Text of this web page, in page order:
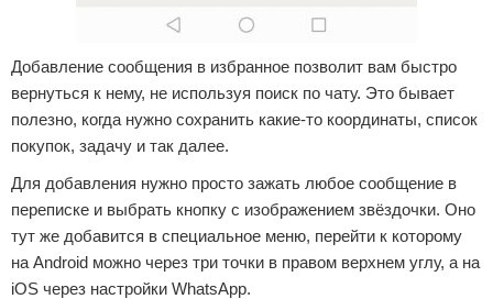
Добавление сообщения в избранное позволит вам быстро
вернуться к нему, не используя поиск по чату. Это бывает
полезно, когда нужно сохранить какие-то координаты, список
покупок, задачу и так далее.
Для добавления нужно просто зажать любое сообщение в
переписке и выбрать кнопку с изображением звёздочки. Оно
тут же добавится в специальное меню, перейти к которому
на Android можно через три точки в правом верхнем углу, а на
iOS через настройки WhatsApp.